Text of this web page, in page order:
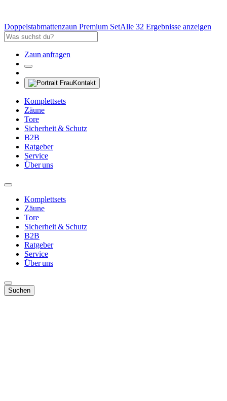
Doppelstabmattenzaun Premium SetAlle 32 Ergebnisse anzeigen
Zaun anfragen
Kontakt
Komplettsets
Zäune
Tore
Sicherheit & Schutz
B2B
Ratgeber
Service
Über uns
Komplettsets
Zäune
Tore
Sicherheit & Schutz
B2B
Ratgeber
Service
Über uns
Suchen